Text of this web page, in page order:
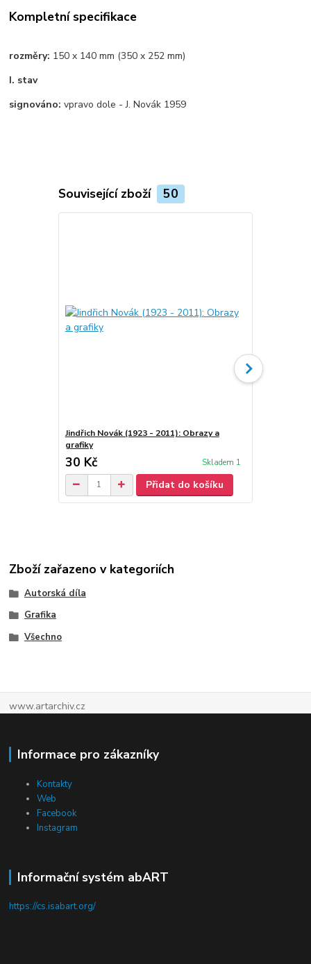
Kompletní specifikace
rozměry: 150 x 140 mm (350 x 252 mm)
I. stav
signováno: vpravo dole - J. Novák 1959
Související zboží 50
Jindřich Novák (1923 - 2011): Obrazy a
grafiky
30 Kč Skladem 1
Přidat do košíku
Zboží zařazeno v kategoriích
Autorská díla
Grafika
Všechno
www.artarchiv.cz
Informace pro zákazníky
Kontakty
Web
Facebook
Instagram
Informační systém abART
https://cs.isabart.org/